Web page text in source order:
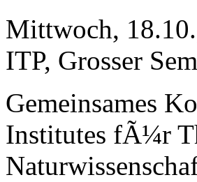
Mittwoch,
ITP, Grosser
Gemeinsames
Institutes fÃ¼r